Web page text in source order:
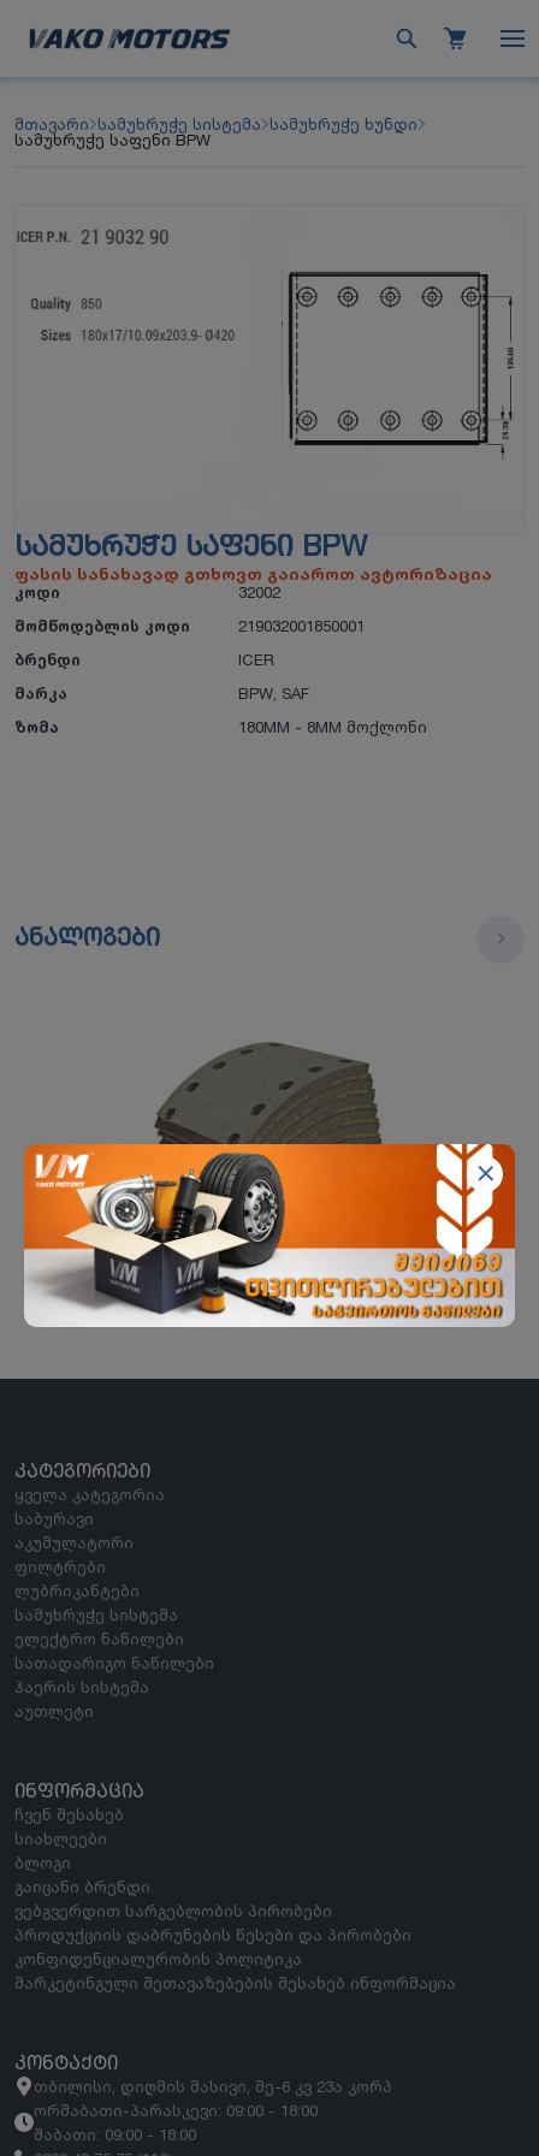
მთავარი სამუხრუჭე სისტემა სამუხრუჭე ხუნდი
სამუხრუჭე საფენი BPW
ᲡᲐᲛᲣᲮᲠᲣᲭᲔ ᲡᲐᲤᲔᲜᲘ BPW
ფასის სანახავად გთხოვთ გაიაროთ ავტორიზაცია
კოდი
32002
მომწოდებლის კოდი
219032001850001
ბრენდი
ICER
მარკა
BPW SAF
ზომა
180MM - 8MM მოქლონი
ანალოგები
სამუხრუჭე საფენი BPW
TRP
ᲙᲐᲢᲔᲒᲝᲠᲘᲔᲑᲘ
ყველა კატეგორია
საბურავი
აკუმულატორი
ფილტრები
ლუბრიკანტები
სამუხრუჭე სისტემა
ელექტრო ნაწილები
სათადარიგო ნაწილები
ჰაერის სისტემა
აუთლეტი
ᲘᲜᲤᲝᲠᲛᲐᲪᲘᲐ
ჩვენ შესახებ
სიახლეები
ბლოგი
გაიცანი ბრენდი
ვებგვერდით სარგებლობის პირობები
პროდუქციის დაბრუნების წესები და პირობები
კონფიდენციალურობის პოლიტიკა
მარკეტინგული შეთავაზებების შესახებ ინფორმაცია
ᲙᲝᲜᲢᲐᲥᲢᲘ
თბილისი, დიღმის მასივი, მე-6 კვ 23ა კორპ
ორშაბათი-პარასკევი: 09:00 - 18:00
შაბათი: 09:00 - 18:00